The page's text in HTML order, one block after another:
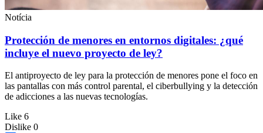
Notícia
Protección de menores en entornos digitales: ¿qué
incluye el nuevo proyecto de ley?
El antiproyecto de ley para la protección de menores pone el foco en
las pantallas con más control parental, el ciberbullying y la detección
de adicciones a las nuevas tecnologías.
Like 6
Dislike 0